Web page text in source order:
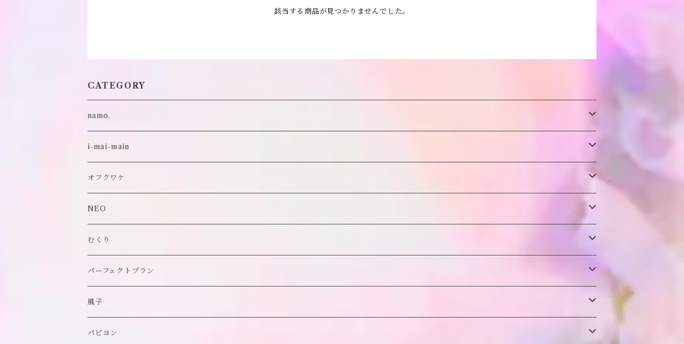
該当する商品が見つかりませんでした。
CATEGORY
namo.
古着
オリジナル
i-mai-main
ビスチェ
付け襟
帽子
スヌード
チョーカー/ネックレス
バッグ
オフクワケ
トップス
アウター
付け襟
bag/巾着
パンツ
NEO
財布
ポーチ
bag/巾着
ピアス/イヤリング
むくり
リング
ピアス/イヤリング
ブローチ
パーフェクトプラン
ワンピース
トップス
風子
ぬいぐるみ
パピヨン